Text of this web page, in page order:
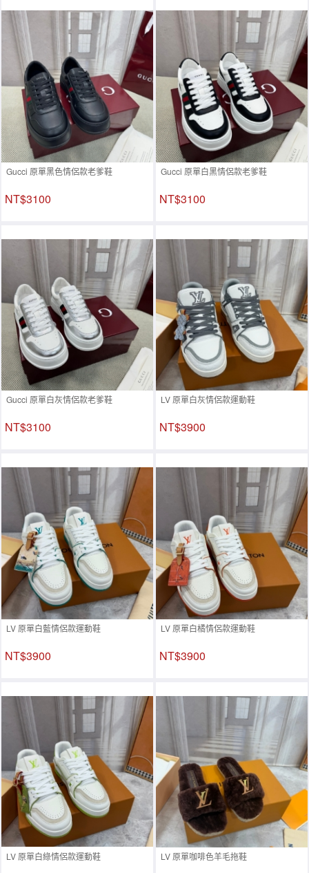
Gucci 原單黑色情侶款老爹鞋
NT$3100
Gucci 原單白黑情侶款老爹鞋
NT$3100
Gucci 原單白灰情侶款老爹鞋
NT$3100
LV 原單白灰情侶款運動鞋
NT$3900
LV 原單白藍情侶款運動鞋
NT$3900
LV 原單白橘情侶款運動鞋
NT$3900
LV 原單白綠情侶款運動鞋 LV 原單咖啡色羊毛拖鞋